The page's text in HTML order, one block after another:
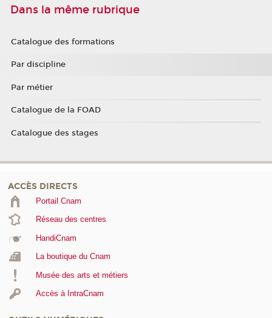
Dans la même rubrique
Catalogue des formations
Par discipline
Par métier
Catalogue de la FOAD
Catalogue des stages
ACCÈS DIRECTS
Portail Cnam
Réseau des centres
HandiCnam
La boutique du Cnam
Musée des arts et métiers
Accès à IntraCnam